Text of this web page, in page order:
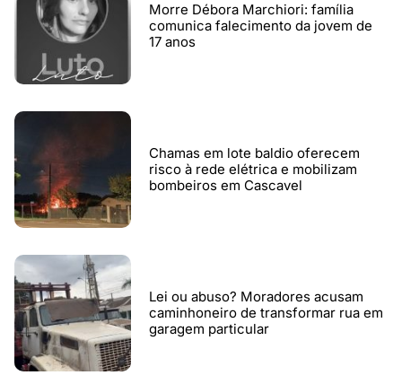
Morre Débora Marchiori: família
comunica falecimento da jovem de
17 anos
Chamas em lote baldio oferecem
risco à rede elétrica e mobilizam
bombeiros em Cascavel
Lei ou abuso? Moradores acusam
caminhoneiro de transformar rua em
garagem particular